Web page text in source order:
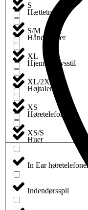
Hættetrøjer
Håndklæder
Hjem og livsstil
Højtalere
Høretelefoner
Huer
In Ear høretelefoner
Indendørsspil
S
S/M
XL
XL/2XL
XS
XS/S